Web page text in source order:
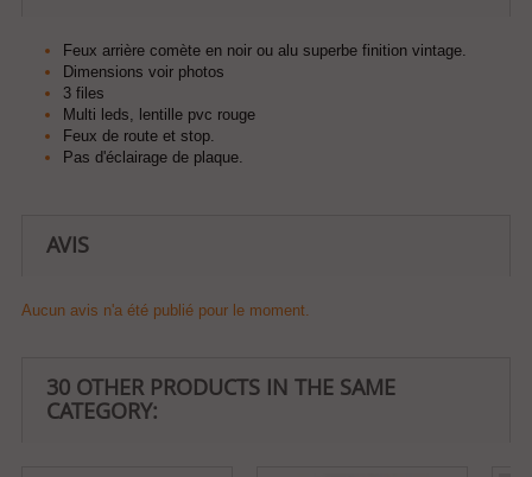
Feux arrière comète en noir ou alu superbe finition vintage.
Dimensions voir photos
3 files
Multi leds, lentille pvc rouge
Feux de route et stop.
Pas d'éclairage de plaque.
AVIS
Aucun avis n'a été publié pour le moment.
30 OTHER PRODUCTS IN THE SAME
CATEGORY: